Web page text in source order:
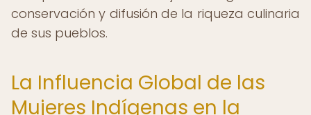
conservación y difusión de la riqueza culinaria
de sus pueblos.
La Influencia Global de las
Mujeres Indígenas en la